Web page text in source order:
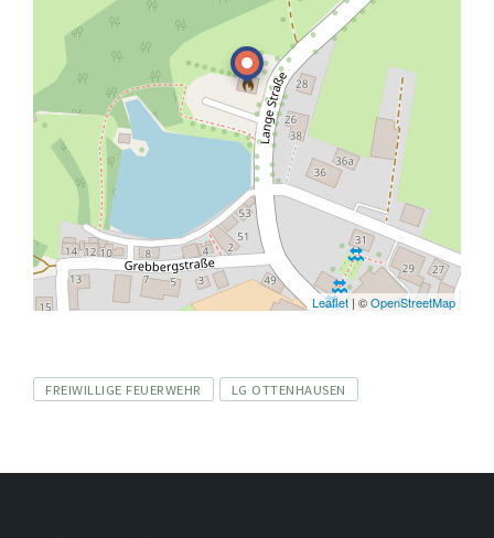
Leaflet | ©OpenStreetMap
Tags
FREIWILLIGE FEUERWEHR LG OTTENHAUSEN